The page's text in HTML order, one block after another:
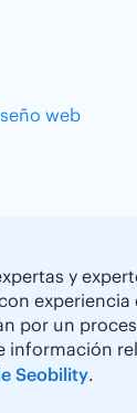
web
y
experiencia
por un
información
Seobility.